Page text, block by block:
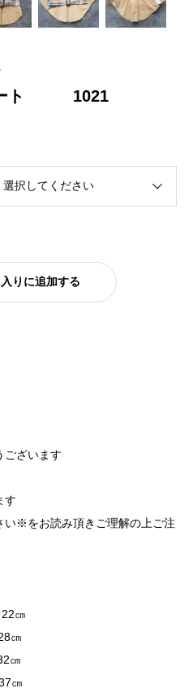
ート 1021
りに追加する
ございます
す
※をお読み頂きご理解の上ご注
㎝
㎝
㎝
㎝